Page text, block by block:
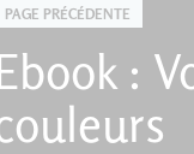
PAGE PRÉCÉDENTE
: